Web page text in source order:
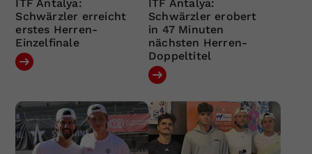
ITF Antalya:
Schwärzler erreicht
erstes Herren-
Einzelfinale
ITF Antalya:
Schwärzler erobert
in 47 Minuten
nächsten Herren-
Doppeltitel